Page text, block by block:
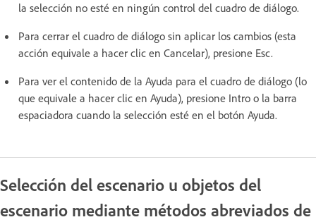
la selección no esté en ningún control del cuadro de diálogo.
Para cerrar el cuadro de diálogo sin aplicar los cambios (esta
acción equivale a hacer clic en Cancelar), presione Esc.
Para ver el contenido de la Ayuda para el cuadro de diálogo (lo
que equivale a hacer clic en Ayuda), presione Intro o la barra
espaciadora cuando la selección esté en el botón Ayuda.
Selección del escenario u objetos del
escenario mediante métodos abreviados de